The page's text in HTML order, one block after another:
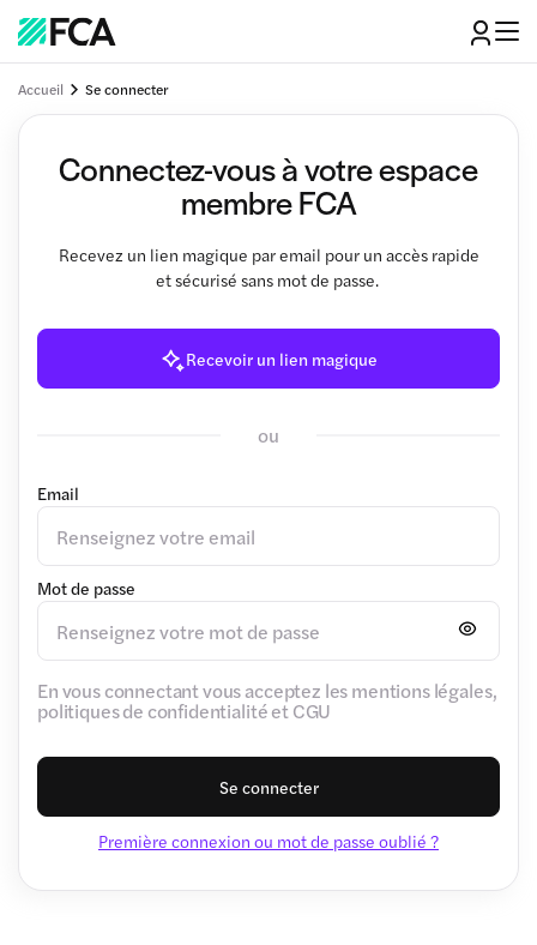
Accueil Se connecter
Connectez-vous à votre espace
membre FCA
Recevez un lien magique par email pour un accès rapide
et sécurisé sans mot de passe.
Recevoir un lien magique
ou
Email
Mot de passe
En vous connectant vous acceptez les mentions légales,
politiques de confidentialité et CGU
Se connecter
Première connexion ou mot de passe oublié ?